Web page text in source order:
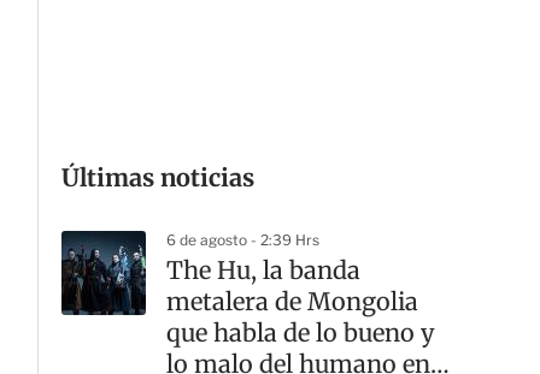
Últimas noticias
6 de agosto - 2:39 Hrs
The Hu, la banda
metalera de Mongolia
que habla de lo bueno y
lo malo del humano en